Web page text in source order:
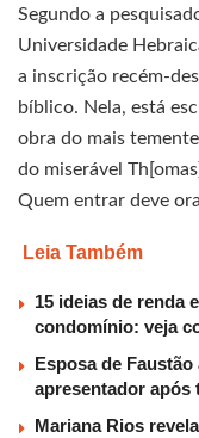
Segundo a
Universidade
a inscrição recém-
bíblico. Nela, está
obra do mais
do miserável
Quem entrar deve
Leia Também
15 ideias de renda
condomínio: veja
Esposa de
apresentador após
Mariana Rios